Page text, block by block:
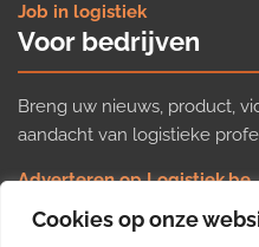
Cookies op onze
Job in logistiek
Voor bedrijven
Breng uw nieuws, product,
aandacht van logistieke
Adverteren op Logistiek.be
Nieuws insturen
Uw video op Logistiek.TV